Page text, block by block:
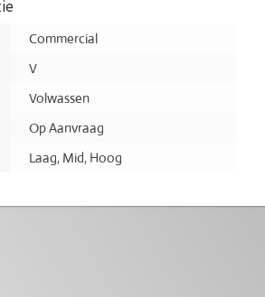
Commercial
V
Volwassen
Op Aanvraag
Laag, Mid, Hoog